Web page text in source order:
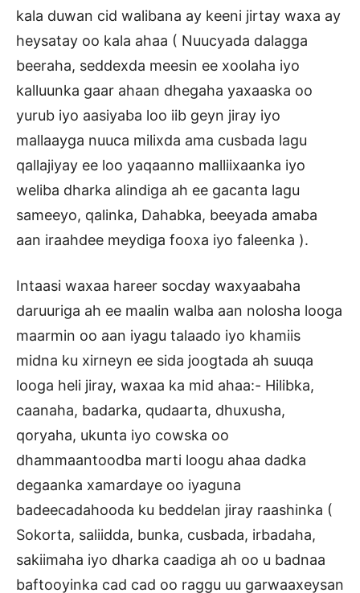
kala duwan cid walibana ay keeni jirtay waxa ay
heysatay oo kala ahaa ( Nuucyada dalagga
beeraha, seddexda meesin ee xoolaha iyo
kalluunka gaar ahaan dhegaha yaxaaska oo
yurub iyo aasiyaba loo iib geyn jiray iyo
mallaayga nuuca milixda ama cusbada lagu
qallajiyay ee loo yaqaanno malliixaanka iyo
weliba dharka alindiga ah ee gacanta lagu
sameeyo, qalinka, Dahabka, beeyada amaba
aan iraahdee meydiga fooxa iyo faleenka ).
Intaasi waxaa hareer socday waxyaabaha
daruuriga ah ee maalin walba aan nolosha looga
maarmin oo aan iyagu talaado iyo khamiis
midna ku xirneyn ee sida joogtada ah suuqa
looga heli jiray, waxaa ka mid ahaa:- Hilibka,
caanaha, badarka, qudaarta, dhuxusha,
qoryaha, ukunta iyo cowska oo
dhammaantoodba marti loogu ahaa dadka
degaanka xamardaye oo iyaguna
badeecadahooda ku beddelan jiray raashinka (
Sokorta, saliidda, bunka, cusbada, irbadaha,
sakiimaha iyo dharka caadiga ah oo u badnaa
baftooyinka cad cad oo raggu uu garwaaxeysan